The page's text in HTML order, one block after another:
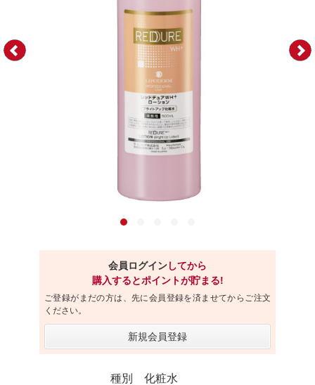
会員ログインしてから
購入するとポイントが貯まる!
ご登録がまだの方は、先に会員登録を済ませてからご注文
ください。
新規会員登録
種別 化粧水